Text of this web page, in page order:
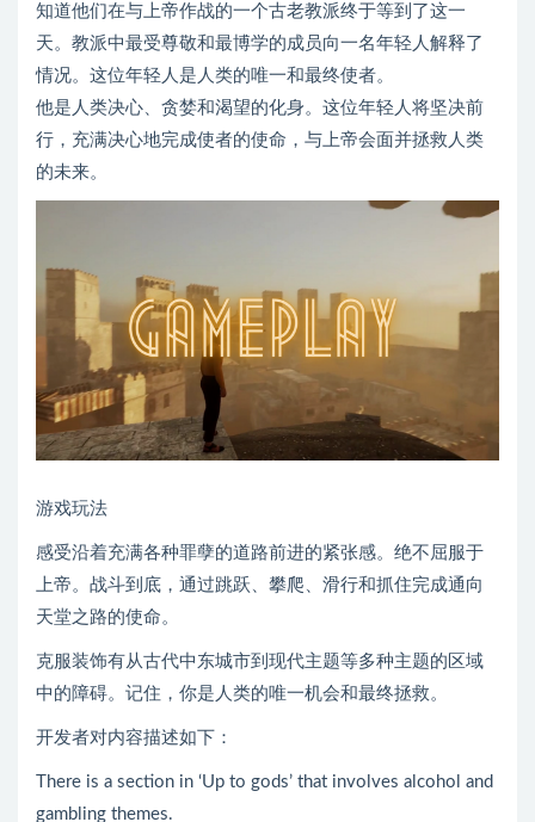
知道他们在与上帝作战的一个古老教派终于等到了这一
天。教派中最受尊敬和最博学的成员向一名年轻人解释了
情况。这位年轻人是人类的唯一和最终使者。
他是人类决心、贪婪和渴望的化身。这位年轻人将坚决前
行，充满决心地完成使者的使命，与上帝会面并拯救人类
的未来。
游戏玩法
感受沿着充满各种罪孽的道路前进的紧张感。绝不屈服于
上帝。战斗到底，通过跳跃、攀爬、滑行和抓住完成通向
天堂之路的使命。
克服装饰有从古代中东城市到现代主题等多种主题的区域
中的障碍。记住，你是人类的唯一机会和最终拯救。
开发者对内容描述如下：
There is a section in ‘Up to gods’ that involves alcohol and
gambling themes.